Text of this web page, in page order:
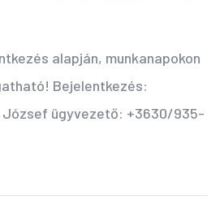
alapján, munkanapokon
Bejelentkezés:
József ügyvezető: +3630/935-